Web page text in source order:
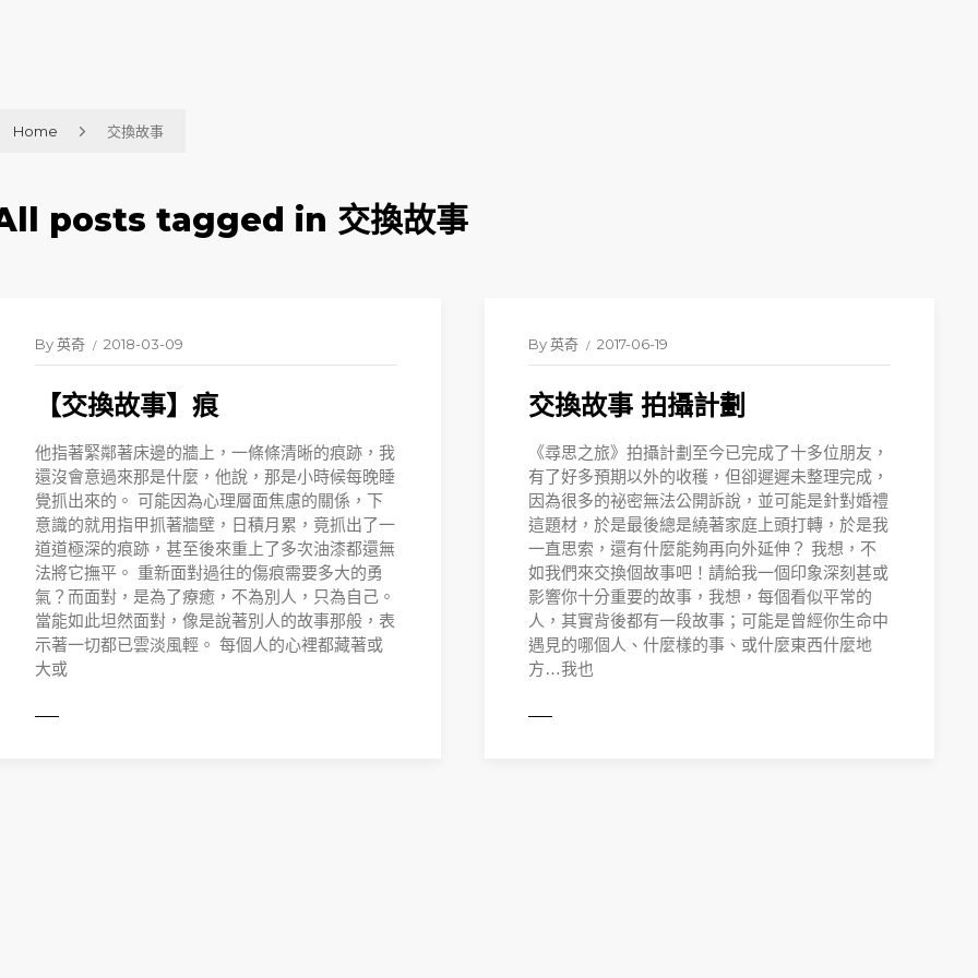
Home 交換故事
posts tagged in 交換故事
By英奇 2018-03-09
【交換故事】痕
他指著緊鄰著床邊的牆上，一條條清晰的痕跡，我
還沒會意過來那是什麼，他說，那是小時候每晚睡
覺抓出來的。 可能因為心理層面焦慮的關係，下
意識的就用指甲抓著牆壁，日積月累，竟抓出了一
道道極深的痕跡，甚至後來重上了多次油漆都還無
法將它撫平。 重新面對過往的傷痕需要多大的勇
氣？而面對，是為了療癒，不為別人，只為自己。
當能如此坦然面對，像是說著別人的故事那般，表
示著一切都已雲淡風輕。 每個人的心裡都藏著或
大或
By英奇 2017-06-19
交換故事 拍攝計劃
《尋思之旅》拍攝計劃至今已完成了十多位朋友，
有了好多預期以外的收穫，但卻遲遲未整理完成，
因為很多的祕密無法公開訴說，並可能是針對婚禮
這題材，於是最後總是繞著家庭上頭打轉，於是我
一直思索，還有什麼能夠再向外延伸？ 我想，不
如我們來交換個故事吧！請給我一個印象深刻甚或
影響你十分重要的故事，我想，每個看似平常的
人，其實背後都有一段故事；可能是曾經你生命中
遇見的哪個人、什麼樣的事、或什麼東西什麼地
方…我也